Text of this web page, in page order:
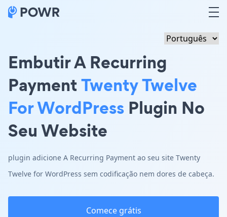
Embutir A Recurring
PaymentTwenty Twelve
For WordPress Plugin No
Seu Website
plugin adicione A Recurring Payment ao seu site Twenty
Twelve for WordPress sem codificação nem dores de cabeça.
Comece grátis